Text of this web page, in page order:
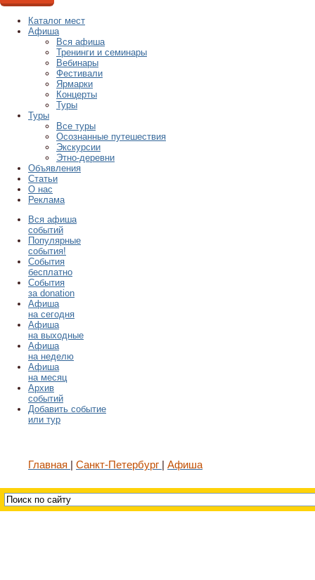
Каталог мест
Афиша
Вся афиша
Тренинги и семинары
Вебинары
Фестивали
Ярмарки
Концерты
Туры
Туры
Все туры
Осознанные путешествия
Экскурсии
Этно-деревни
Объявления
Статьи
О нас
Реклама
Вся афиша
событий
Популярные
события!
События
бесплатно
События
за donation
Афиша
на сегодня
Афиша
на выходные
Афиша
на неделю
Афиша
на месяц
Архив
событий
Добавить событие
или тур
Главная Санкт-Петербург Афиша